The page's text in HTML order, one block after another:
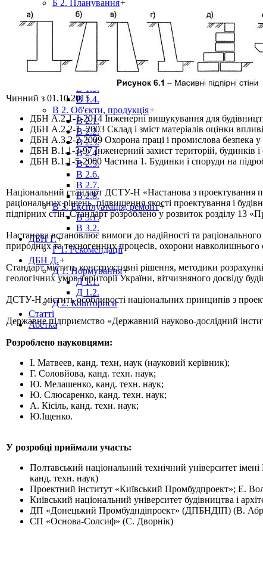
Б 2. Планування+
Б 2.1.
Б 2.2.
Б 2.4.
ДБН В.
В 1. Вимоги
В 1.1.
В 1.3.
В 1.4.
В 2. Об'єкти, продукція+
В 2.1.
В 2.2.
В 2.3.
В 2.4.
В 2.5.
В 2.6.
В 2.7.
В 2.8.
В 3. Експлуатація, ремонт+
В 3.1.
В 3.2.
ДБН Г.+
Г 1. Рекомендації
ДБН Д.+
Д 1. Нормування+
Д 1.1.
Д 1.2.
Д 2. Кошториси
Статті
Абетка
Чинний з 01.10.2015
ДБН А.2.1-1-2014 Інженерні вишукування для
ДБН А.2.2-1 -2003 Склад і зміст матеріалів оцінки
ДБН А.3.2-2-2009 Охорона праці і промислова безпека
ДБН В.1.1-3-97 Інженерний захист територій, будинків і
ДБН В.1.1-5-2000 Частина 1. Будинки і споруди на
Національний стандарт ДСТУ-Н «Настанова з проектування
раціональних рішень, підвищення якості проектування і
підпірних стін. Стандарт розроблено у розвиток розділу
Настанова встановлює вимоги до надійності та
природних та техногенних процесів, охорони
Стандарт містить конструктивні рішення, методики
геологічних умов території України, вітчизняного досвіду
ДСТУ-Н містить особливості національних принципів з
Державне підприємство «Державний науково-дослідний
Розроблено науковцями:
І. Матвеев, канд. техн, наук (науковий керівник);
Г. Соловйова, канд. техн. наук;
Ю. Мелашенко, канд. техн. наук;
Ю. Слюсаренко, канд. техн. наук;
А. Кісіль, канд. техн. наук;
Ю.Іщенко.
У розробці приймали участь:
Полтавський національний технічний університет
канд. техн. наук)
Проектний інститут «Київський Промбудпроект»; Е.
Київський національний університет будівництва і
ДП «Донецький Промбудндіпроект» (ДПБНДІП) (В.
СП «Основа-Солсиф» (С. Дворнік)